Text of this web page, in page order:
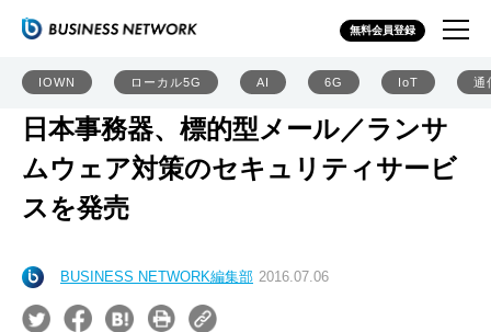
無料会員登録
IOWN ローカル5G AI 6G IoT 通
日本事務器、標的型メール／ランサ
ムウェア対策のセキュリティサービ
スを発売
BUSINESS NETWORK編集部 2016.07.06